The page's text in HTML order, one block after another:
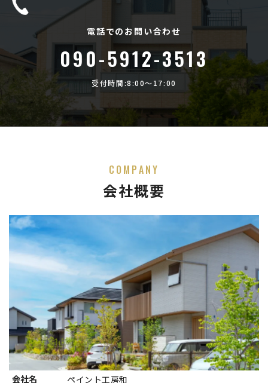
電話でのお問い合わせ
090-5912-3513
受付時間:8:00〜17:00
COMPANY
会社概要
会社名 ペイント工房和